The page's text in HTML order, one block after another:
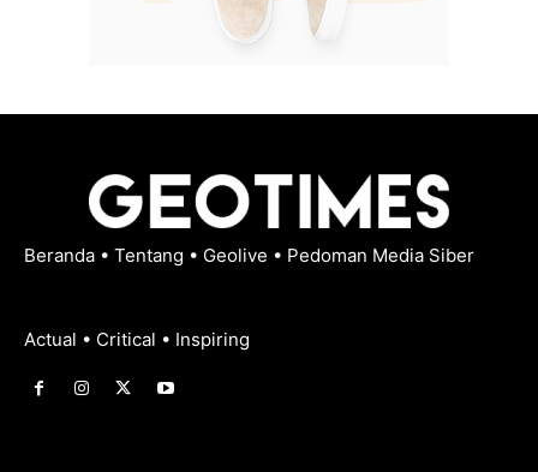
Beranda • Tentang • Geolive • Pedoman Media Siber
Actual • Critical • Inspiring